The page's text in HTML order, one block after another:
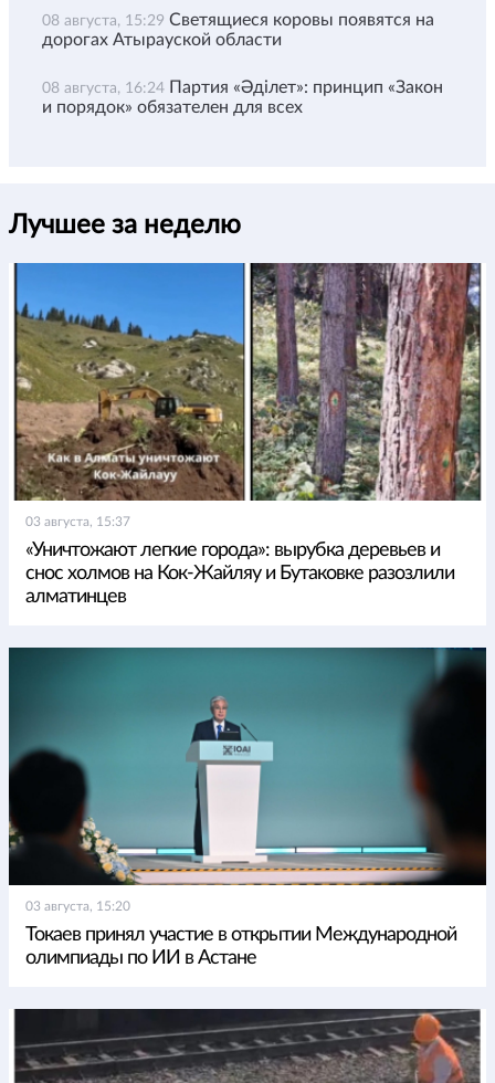
08 августа, 15:29 Светящиеся коровы появятся на
дорогах Атырауской области
08 августа, 16:24 Партия «Әділет»: принцип «Закон
и порядок» обязателен для всех
Лучшее за неделю
03 августа, 15:37
«Уничтожают легкие города»: вырубка деревьев и
снос холмов на Кок-Жайляу и Бутаковке разозлили
алматинцев
03 августа, 15:20
Токаев принял участие в открытии Международной
олимпиады по ИИ в Астане